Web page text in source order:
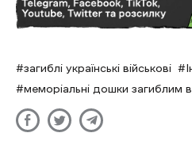
загиблі українські військові
меморіальні дошки загиблим